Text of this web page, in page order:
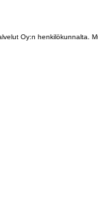
Oy:n henkilökunnalta.